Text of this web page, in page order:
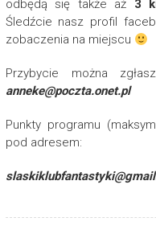
odbędą się także aż 3
Śledźcie nasz profil
zobaczenia na miejscu
Przybycie można
anneke@poczta.onet.pl
Punkty programu
pod adresem: